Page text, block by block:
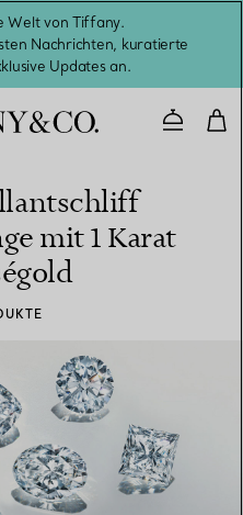
Welt von Tiffany.
Nachrichten, kuratierte
Updates an.
mit 1 Karat